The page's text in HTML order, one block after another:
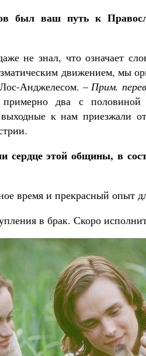
был ваш путь к
не знал, что означает
движением, мы
Анджелесом. –Прим.
примерно два с
к нам приезжали
этой общины, в
время и прекрасный опыт
в брак. Скоро